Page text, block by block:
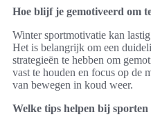
Hoe blijf je gemotiveerd om
Winter sportmotivatie kan
Het is belangrijk om een
strategieën te hebben om
vast te houden en focus op de
van bewegen in koud weer.
Welke tips helpen bij